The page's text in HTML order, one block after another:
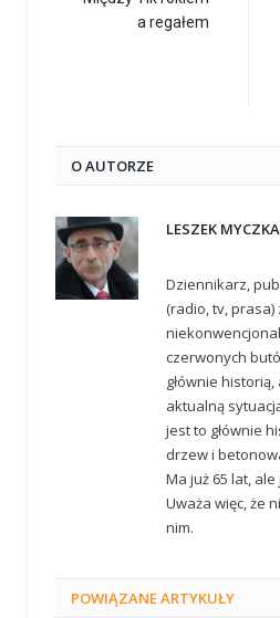
a regałem
O AUTORZE
LESZEK MYCZKA
Dziennikarz,
(radio, tv, prasa)
czerwonych
głównie
aktualną
jest to głównie
drzew i
Ma już 65 lat, ale
Uważa więc, że
nim.
POWIĄZANEARTYKUŁY